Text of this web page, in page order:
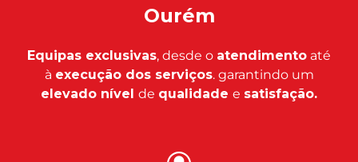
Ourém
Equipas exclusivas, desde o atendimento até
à execução dos serviços. garantindo um
elevado nível de qualidade e satisfação.